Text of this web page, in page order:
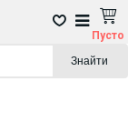
Пусто
Знайти